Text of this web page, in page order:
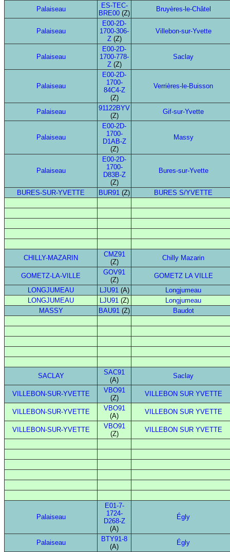
Palaiseau
ES-TEC-
BRE00 (Z)
Bruyères-le-Châtel
Palaiseau
E00-2D-
1700-306-
Z(Z)
Villebon-sur-Yvette
Palaiseau
E00-2D-
1700-778-
Z(Z)
Saclay
Palaiseau
E00-2D-
1700-
84C4-Z
(Z)
Verrières-le-Buisson
Palaiseau
91122BYV
(Z)
Gif-sur-Yvette
Palaiseau
E00-2D-
1700-
D1AB-Z
(Z)
Massy
Palaiseau
E00-2D-
1700-
D83B-Z
(Z)
Bures-sur-Yvette
BURES-SUR-YVETTE BUR91 (Z) BURES S/YVETTE
CHILLY-MAZARIN
CMZ91
(Z)
Chilly Mazarin
GOMETZ-LA-VILLE
GOV91
(Z)
GOMETZ LA VILLE
LONGJUMEAU
LJU91(A)
Longjumeau
LONGJUMEAU
LJU91 (Z)
Longjumeau
MASSY
BAU91 (Z) Baudot
SACLAY
SAC91
(A)
Saclay
VILLEBON-SUR-YVETTE
VBO91
(Z)
VILLEBON SUR YVETTE
VILLEBON-SUR-YVETTE
VBO91
(A)
VILLEBON SUR YVETTE
VILLEBON-SUR-YVETTE
VBO91
(Z)
VILLEBON SUR YVETTE
Palaiseau
E01-7-
1724-
D268-Z
(A)
Égly
Palaiseau
BTY91-8
(A)
Égly